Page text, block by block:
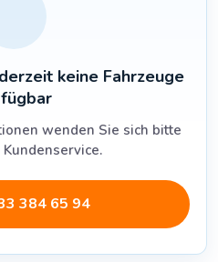
keine Fahrzeuge
wenden Sie sich bitte
384 65 94